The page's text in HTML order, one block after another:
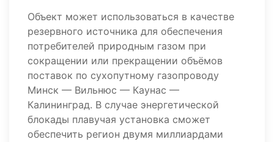
Объект может использоваться в качестве
резервного источника для обеспечения
потребителей природным газом при
сокращении или прекращении объёмов
поставок по сухопутному газопроводу
Минск — Вильнюс — Каунас —
Калининград. В случае энергетической
блокады плавучая установка сможет
обеспечить регион двумя миллиардами